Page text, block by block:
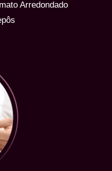
Arredondado